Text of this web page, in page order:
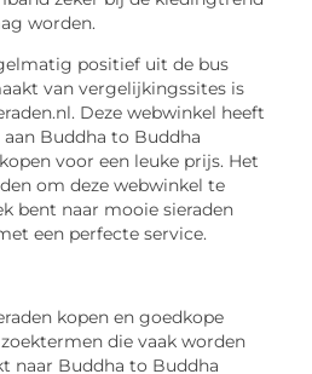
worden.
positief uit de bus
van vergelijkingssites is
Deze webwinkel heeft
Buddha to Buddha
voor een leuke prijs. Het
om deze webwinkel te
bent naar mooie sieraden
een perfecte service.
kopen en goedkope
die vaak worden
naar Buddha to Buddha